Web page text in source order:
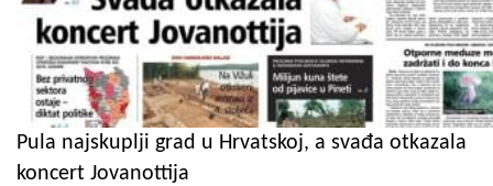
Pula najskuplji grad u Hrvatskoj, a svađa otkazala
koncert Jovanottija